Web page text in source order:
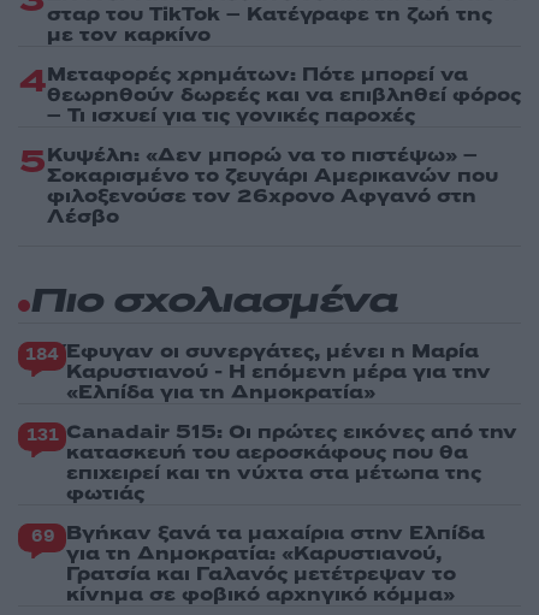
σταρ του TikTok – Kατέγραφε τη ζωή της
με τον καρκίνο
4Μεταφορές χρημάτων: Πότε μπορεί να
θεωρηθούν δωρεές και να επιβληθεί φόρος
– Τι ισχυεί για τις γονικές παροχές
5Κυψέλη: «Δεν μπορώ να το πιστέψω» –
Σοκαρισμένο το ζευγάρι Αμερικανών που
φιλοξενούσε τον 26χρονο Αφγανό στη
Λέσβο
Πιο σχολιασμένα
184 Έφυγαν οι συνεργάτες, μένει η Μαρία
Καρυστιανού - Η επόμενη μέρα για την
«Ελπίδα για τη Δημοκρατία»
131 Canadair 515: Οι πρώτες εικόνες από την
κατασκευή του αεροσκάφους που θα
επιχειρεί και τη νύχτα στα μέτωπα της
φωτιάς
69 Βγήκαν ξανά τα μαχαίρια στην Ελπίδα
για τη Δημοκρατία: «Καρυστιανού,
Γρατσία και Γαλανός μετέτρεψαν το
κίνημα σε φοβικό αρχηγικό κόμμα»